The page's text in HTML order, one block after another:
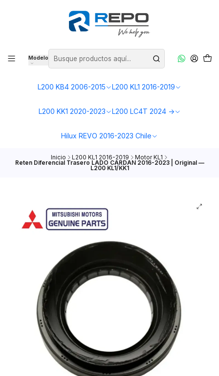
Modelo
L200 KB4 2006-2015 L200 KL1 2016-2019
L200 KK1 2020-2023 L200 LC4T 2024 ->
Hilux REVO 2016-2023 Chile
Inicio L200 KL1 2016-2019 Motor KL1
Reten Diferencial Trasero LADO CARDAN 2016-2023 | Original —
L200 KL1/KK1